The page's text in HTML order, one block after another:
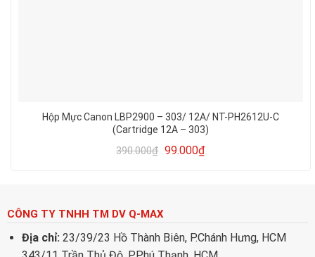
Hộp Mực Canon LBP2900 – 303/ 12A/ NT-PH2612U-C
(Cartridge 12A – 303)
390.000₫ 99.000₫
CÔNG TY TNHH TM DV Q-MAX
Địa chỉ: 23/39/23 Hồ Thành Biên, P.Chánh Hưng, HCM